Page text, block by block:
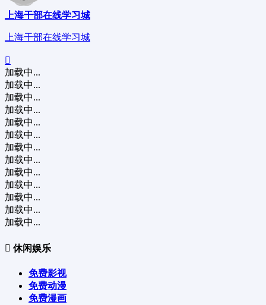
上海干部在线学习城
上海干部在线学习城
加载中...
加载中...
加载中...
加载中...
加载中...
加载中...
加载中...
加载中...
加载中...
加载中...
加载中...
加载中...
加载中...
休闲娱乐
免费影视
免费动漫
免费漫画